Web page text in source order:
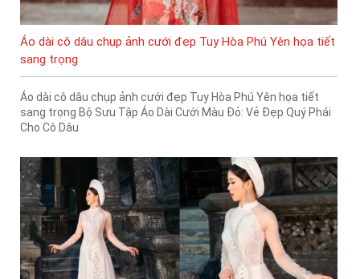
Áo dài cô dâu chụp ảnh cưới đẹp Tuy Hòa Phú Yên họa tiết
sang trọng
Áo dài cô dâu chụp ảnh cưới đẹp Tuy Hòa Phú Yên họa tiết
sang trọng Bộ Sưu Tập Áo Dài Cưới Màu Đỏ: Vẻ Đẹp Quý Phái
Cho Cô Dâu